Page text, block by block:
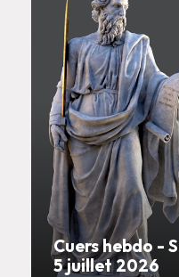
Cuers hebdo -
5 juillet 2026